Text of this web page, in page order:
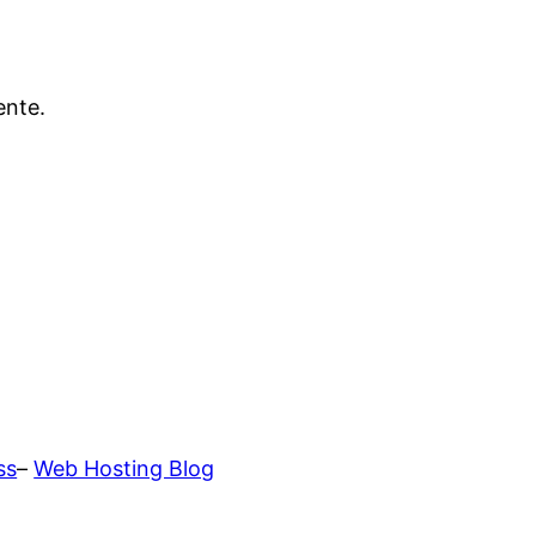
–Web Hosting Blog